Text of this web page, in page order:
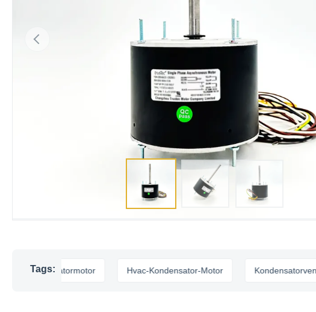
Tags: Hvac-Kondensator-Motor Kondensatorventilator